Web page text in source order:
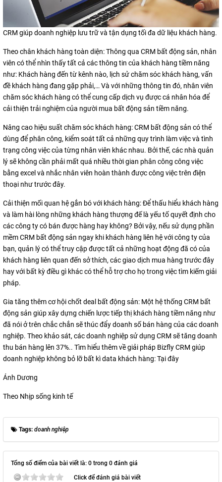
CRM giúp doanh nghiệp lưu trữ và tận dụng tối đa dữ liệu khách hàng.
Theo chân khách hàng toàn diện: Thông qua CRM bất động sản, nhân
viên có thể nhìn thấy tất cả các thông tin của khách hàng tiềm năng
như: Khách hàng đến từ kênh nào, lịch sử chăm sóc khách hàng, vấn
đề khách hàng đang gặp phải,… Và với những thông tin đó, nhân viên
chăm sóc khách hàng có thể cung cấp dịch vụ được cá nhân hóa để
cải thiện trải nghiệm của người mua bất động sản tiềm năng.
Nâng cao hiệu suất chăm sóc khách hàng: CRM bất động sản có thể
dùng để phân công, kiểm soát tất cả những quy trình làm việc và tình
trạng công việc của từng nhân viên khác nhau. Bởi thế, các nhà quản
lý sẽ không cần phải mất quá nhiều thời gian phân công công việc
bằng excel và nhắc nhân viên hoàn thành được công việc trên điện
thoại như trước đây.
Cải thiện mối quan hệ gắn bó với khách hàng: Để thấu hiểu khách hàng
và làm hài lòng những khách hàng thượng đế là yếu tố quyết định cho
các công ty có bán được hàng hay không? Bởi vậy, nếu sử dụng phần
mềm CRM bất động sản ngay khi khách hàng liên hệ với công ty của
bạn, quản lý có thể truy cập được tất cả những hoạt động đã có của
khách hàng liên quan đến sở thích, các giao dịch mua hàng trước đây
hay với bất kỳ điều gì khác có thể hỗ trợ cho họ trong việc tìm kiếm giải
pháp.
Gia tăng thêm cơ hội chốt deal bất động sản: Một hệ thống CRM bất
động sản giúp xây dựng chiến lược tiếp thị khách hàng tiềm năng như
đã nói ở trên chắc chắn sẽ thúc đẩy doanh số bán hàng của các doanh
nghiệp. Theo khảo sát, các doanh nghiệp sử dụng CRM sẽ tăng doanh
thu bán hàng lên 37%.. Tìm hiểu thêm về giải pháp Bizfly CRM giúp
doanh nghiệp không bỏ lỡ bất kì data khách hàng: Tại đây
Ánh Dương
Theo Nhịp sống kinh tế
Tags: doanh nghiệp
Tổng số điểm của bài viết là: 0 trong 0 đánh giá
Click để đánh giá bài viết